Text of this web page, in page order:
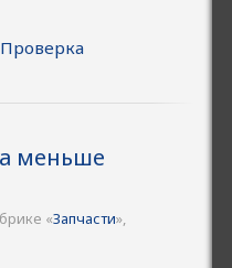
Проверка
меньше
«Запчасти»,